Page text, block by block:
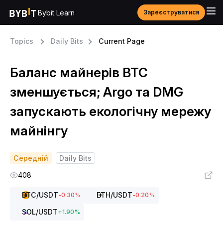
Bybit Learn Зареєструватися
Topics Daily Bits Current Page
Баланс майнерів BTC
зменшується; Argo та DMG
запускають екологічну мережу
майнінгу
Середній
Daily Bits
408
BTC/USDT-0.30% ETH/USDT-0.20%
SOL/USDT+1.90%